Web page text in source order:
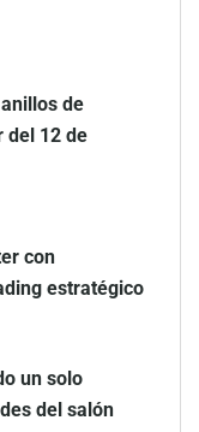
de
del 12 de
con
estratégico
un solo
del salón